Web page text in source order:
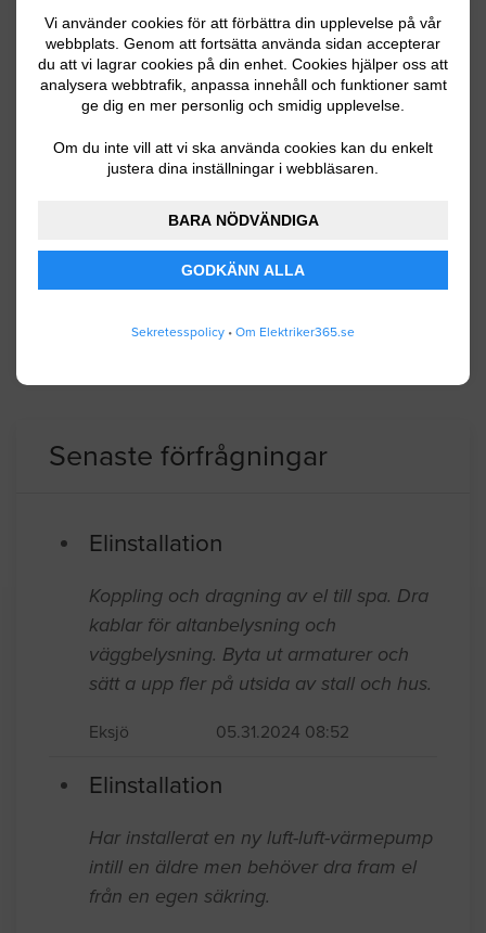
Vi använder cookies för att förbättra din upplevelse på vår
webbplats. Genom att fortsätta använda sidan accepterar
du att vi lagrar cookies på din enhet. Cookies hjälper oss att
analysera webbtrafik, anpassa innehåll och funktioner samt
ge dig en mer personlig och smidig upplevelse.
Om du inte vill att vi ska använda cookies kan du enkelt
justera dina inställningar i webbläsaren.
BARA NÖDVÄNDIGA
GODKÄNN ALLA
Sekretesspolicy • Om Elektriker365.se
Sävsjö kommun ligger på sydsvenska
höglandet i Småland och har ca 10800
invånare. Det finns 179 sjöar och vattendrag i
kommunen och stora skogsområden. Jord
och skogsbruk är starka områden inom
verkstadsindustri.
BYGGLOVSINFORMATION FÖR SÄVSJÖ
Senaste förfrågningar
Elinstallation
Koppling och dragning av el till spa. Dra
kablar för altanbelysning och
väggbelysning. Byta ut armaturer och
sätt a upp fler på utsida av stall och hus.
Eksjö 05.31.2024 08:52
Elinstallation
Har installerat en ny luft-luft-värmepump
intill en äldre men behöver dra fram el
från en egen säkring.